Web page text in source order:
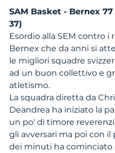
SAM Basket - Bernex
37)
Esordio alla SEM contro i
Bernex che da anni si
le migliori squadre
ad un buon collettivo e
atletismo.
La squadra diretta da
Deandrea ha iniziato la
un po' di timore
gli avversari ma poi con il
dei minuti ha cominciato